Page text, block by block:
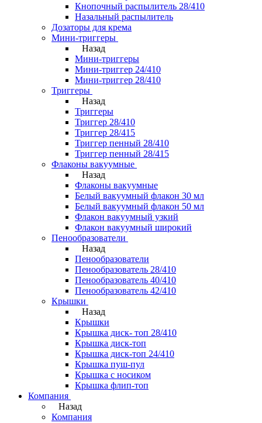
Кнопочный распылитель 28/410
Назальный распылитель
Дозаторы для крема
Мини-триггеры
Назад
Мини-триггеры
Мини-триггер 24/410
Мини-триггер 28/410
Триггеры
Назад
Триггеры
Триггер 28/410
Триггер 28/415
Триггер пенный 28/410
Триггер пенный 28/415
Флаконы вакуумные
Назад
Флаконы вакуумные
Белый вакуумный флакон 30 мл
Белый вакуумный флакон 50 мл
Флакон вакуумный узкий
Флакон вакуумный широкий
Пенообразователи
Назад
Пенообразователи
Пенообразователь 28/410
Пенообразователь 40/410
Пенообразователь 42/410
Крышки
Назад
Крышки
Крышка диск- топ 28/410
Крышка диск-топ
Крышка диск-топ 24/410
Крышка пуш-пул
Крышка с носиком
Крышка флип-топ
Компания
Назад
Компания